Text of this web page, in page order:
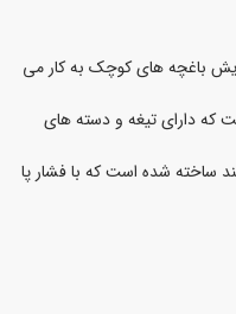
باغچه های کوچک به کار می
که دارای تیغه و دسته های
ساخته شده است که با فشار پا